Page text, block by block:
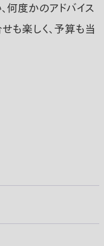
何度かのアドバイス
も楽しく、予算も当